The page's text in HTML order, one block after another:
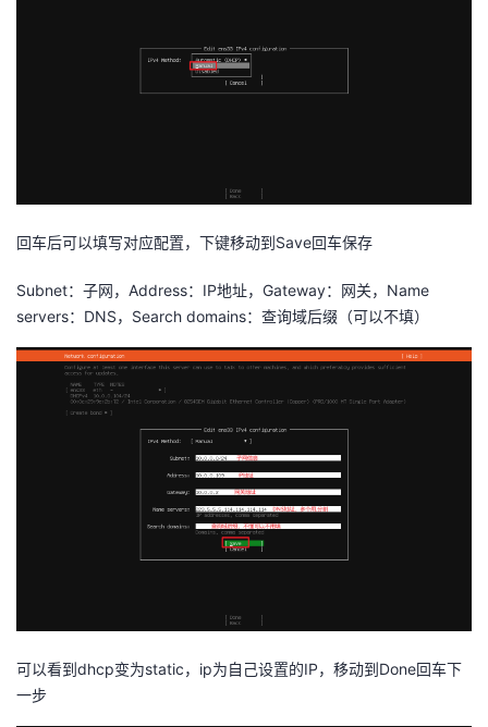
回车后可以填写对应配置，下键移动到Save回车保存
Subnet：子网，Address：IP地址，Gateway：网关，Name
servers：DNS，Search domains：查询域后缀（可以不填）
可以看到dhcp变为static，ip为自己设置的IP，移动到Done回车下
一步